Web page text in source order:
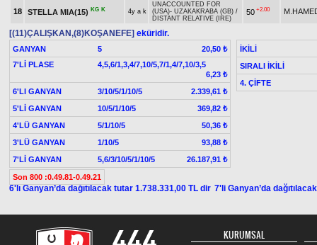
18 STELLA MIA(15) KG K 4y a k
UNACCOUNTED FOR
(USA)- UZAKAKRABA (GB) /
DISTANT RELATIVE (IRE)
50 +2.00
[(11)ÇALIŞKAN,(8)KOŞANEFE] eküridir.
GANYAN 5
20,50 ₺
7'Lİ PLASE
4,5,6/1,3,4/7,10/5,7/1,4/7,10/3,5
6,23 ₺
6'LI GANYAN
3/10/5/1/10/5
2.339,61 ₺
5'Lİ GANYAN
10/5/1/10/5
369,82 ₺
4'LÜ GANYAN
5/1/10/5
50,36 ₺
3'LÜ GANYAN
1/10/5
93,88 ₺
7'Lİ GANYAN
5,6/3/10/5/1/10/5 26.187,91 ₺
İKİLİ
SIRALI İKİLİ
4. ÇİFTE
Son 800 :0.49.81-0.49.21
6'lı Ganyan’da dağıtılacak tutar 1.738.331,00 TL dir 7'li Ganyan’da
KURUMSAL